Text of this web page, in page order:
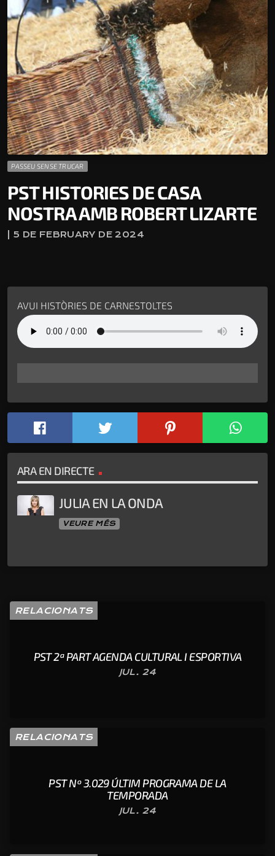
PASSEU SENSE TRUCAR
PST HISTORIES DE CASA
NOSTRA AMB ROBERT LIZARTE
| 5 DE FEBRUARY DE 2024
AVUI HISTÒRIES DE CARNESTOLTES
ARA EN DIRECTE
JULIA EN LA ONDA
VEURE MÉS
RELACIONATS
PST 2ª PART AGENDA CULTURAL I ESPORTIVA
JUL. 24
RELACIONATS
PST Nº 3.029 ÚLTIM PROGRAMA DE LA
TEMPORADA
JUL. 24